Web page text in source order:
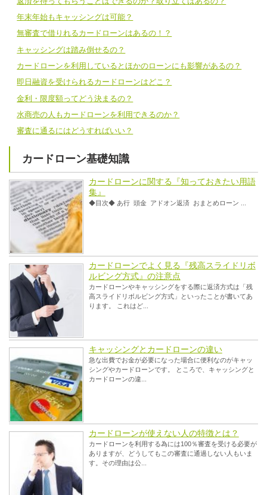
年末年始もキャッシングは可能？
無審査で借りれるカードローンはあるの！？
キャッシングは踏み倒せるの？
カードローンを利用しているとほかのローンにも影響があるの？
即日融資を受けられるカードローンはどこ？
金利・限度額ってどう決まるの？
水商売の人もカードローンを利用できるのか？
審査に通るにはどうすればいい？
カードローン基礎知識
カードローンに関する『知っておきたい用語
集』
◆目次◆ あ行 頭金 アドオン返済 おまとめローン ...
カードローンでよく見る『残高スライドリボ
ルビング方式』の注意点
カードローンやキャッシングをする際に返済方式は「残
高スライドリボルビング方式」といったことが書いてあ
ります。 これはど...
キャッシングとカードローンの違い
急な出費でお金が必要になった場合に便利なのがキャッ
シングやカードローンです。 ところで、キャッシングと
カードローンの違...
カードローンが使えない人の特徴とは？
カードローンを利用する為には100％審査を受ける必要が
ありますが、どうしてもこの審査に通過しない人もいま
す。その理由は公...